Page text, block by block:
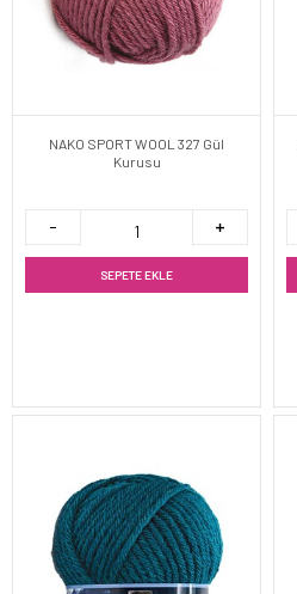
NAKO SPORT WOOL 327 Gül
Kurusu
SEPETE EKLE